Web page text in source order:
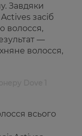
Завдяки
засіб
волосся,
—
волосся,
всього